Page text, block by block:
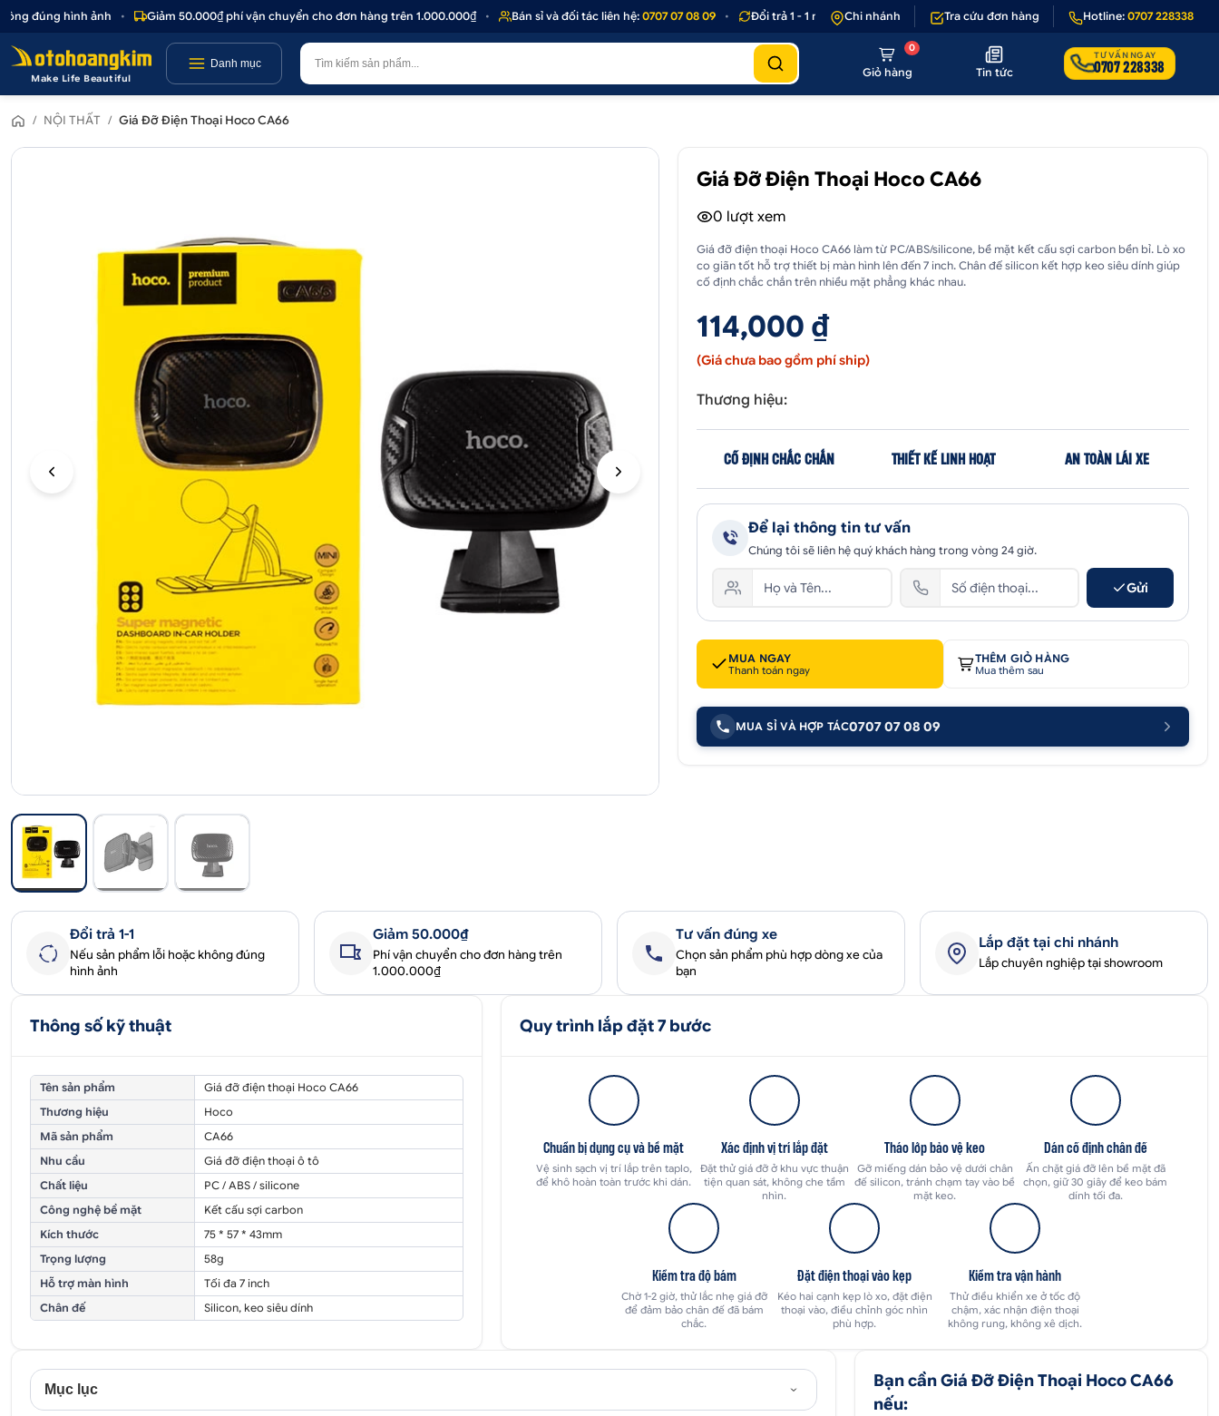
đúng hình ảnh • Giảm 50.000₫ phí vận chuyển cho đơn hàng trên 1.000.000₫ • Bán sỉ và đối tác liên hệ: 0707 07 08 09 • Đổi trả 1 - 1 nếu sản phẩm lỗi hoặc không đúng hình ảnh Giảm 50.000₫ phí vận
Chi nhánh Tra cứu đơn hàng Hotline: 0707 228338
Make Life Beautiful
Danh mục
Giỏ hàng
0
Tin tức
TƯ VẤN NGAY
0707 228338
/ NỘI THẤT / Giá Đỡ Điện Thoại Hoco CA66
Giá Đỡ Điện Thoại Hoco CA66
0 lượt xem
Giá đỡ điện thoại Hoco CA66 làm từ PC/ABS/silicone, bề mặt kết cấu sợi carbon bền bỉ. Lò xo
co giãn tốt hỗ trợ thiết bị màn hình lên đến 7 inch. Chân đế silicon kết hợp keo siêu dính giúp
cố định chắc chắn trên nhiều mặt phẳng khác nhau.
114,000 ₫
(Giá chưa bao gồm phí ship)
Thương hiệu:
CỐ ĐỊNH CHẮC CHẮN THIẾT KẾ LINH HOẠT AN TOÀN LÁI XE
Để lại thông tin tư vấn
Chúng tôi sẽ liên hệ quý khách hàng trong vòng 24 giờ.
Gửi
MUA NGAY
Thanh toán ngay
THÊM GIỎ HÀNG
Mua thêm sau
MUA SỈ VÀ HỢP TÁC0707 07 08 09
Đổi trả 1-1
Nếu sản phẩm lỗi hoặc không đúng
hình ảnh
Giảm 50.000₫
Phí vận chuyển cho đơn hàng trên
1.000.000₫
Tư vấn đúng xe
Chọn sản phẩm phù hợp dòng xe của
bạn
Lắp đặt tại chi nhánh
Lắp chuyên nghiệp tại showroom
Thông số kỹ thuật
Tên sản phẩm
Giá đỡ điện thoại Hoco CA66
Thương hiệu
Hoco
Mã sản phẩm
CA66
Nhu cầu
Giá đỡ điện thoại ô tô
Chất liệu
PC / ABS / silicone
Công nghệ bề mặt
Kết cấu sợi carbon
Kích thước
75 * 57 * 43mm
Trọng lượng
58g
Hỗ trợ màn hình
Tối đa 7 inch
Chân đế
Silicon, keo siêu dính
Quy trình lắp đặt 7 bước
Chuẩn bị dụng cụ và bề mặt
Vệ sinh sạch vị trí lắp trên taplo,
để khô hoàn toàn trước khi dán.
Xác định vị trí lắp đặt
Đặt thử giá đỡ ở khu vực thuận
tiện quan sát, không che tầm
nhìn.
Tháo lớp bảo vệ keo
Gỡ miếng dán bảo vệ dưới chân
đế silicon, tránh chạm tay vào bề
mặt keo.
Dán cố định chân đế
Ấn chặt giá đỡ lên bề mặt đã
chọn, giữ 30 giây để keo bám
dính tối đa.
Kiểm tra độ bám
Chờ 1-2 giờ, thử lắc nhẹ giá đỡ
để đảm bảo chân đế đã bám
chắc.
Đặt điện thoại vào kẹp
Kéo hai cạnh kẹp lò xo, đặt điện
thoại vào, điều chỉnh góc nhìn
phù hợp.
Kiểm tra vận hành
Thử điều khiển xe ở tốc độ
chậm, xác nhận điện thoại
không rung, không xê dịch.
Mục lục
Bạn cần Giá Đỡ Điện Thoại Hoco CA66
nếu: